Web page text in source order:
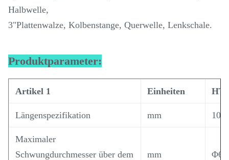
Halbwelle,
3"Plattenwalze, Kolbenstange, Querwelle, Lenkschale.
Produktparameter:
Artikel 1 Einheiten
Längenspezifikation mm
Maximaler
Schwungdurchmesser über dem
mm